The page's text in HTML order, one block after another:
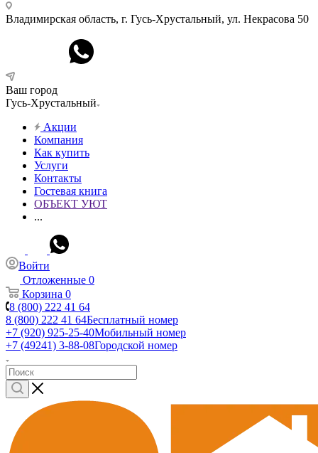
Владимирская область, г. Гусь-Хрустальный, ул. Некрасова 50
Ваш город
Гусь-Хрустальный
Акции
Компания
Как купить
Услуги
Контакты
Гостевая книга
ОБЪЕКТ УЮТ
...
Войти
Отложенные 0
Корзина 0
8 (800) 222 41 64
8 (800) 222 41 64Бесплатный номер
+7 (920) 925-25-40Мобильный номер
+7 (49241) 3-88-08Городской номер